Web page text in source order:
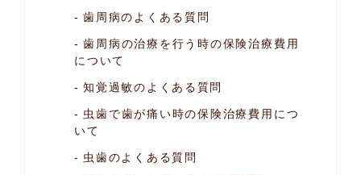
歯周病のよくある質問
歯周病の治療を行う時の保険治療費用
について
知覚過敏のよくある質問
虫歯で歯が痛い時の保険治療費用につ
いて
虫歯のよくある質問